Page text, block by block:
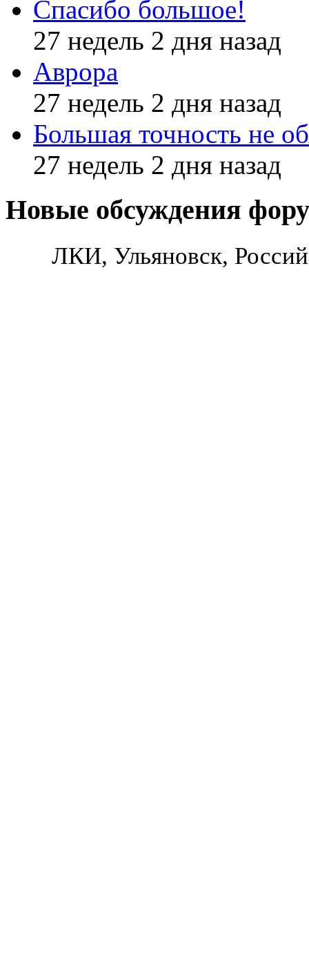
Спасибо большое!
27 недель 2 дня назад
Аврора
27 недель 2 дня назад
Большая точность не
27 недель 2 дня назад
Новые обсуждения
ЛКИ, Ульяновск,